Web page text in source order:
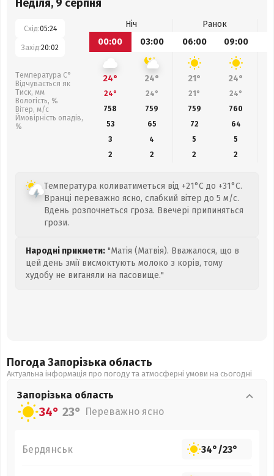
Неділя, 9 серпня
Схід:05:24
Захід:20:02
Температура С°
Відчувається як
Тиск, мм
Вологість, %
Вітер, м/с
Ймовірність опадів,
%
Ніч
Ранок
00:00
03:00 06:00 09:00
24° 24° 21° 24°
24° 24° 21° 24°
758
759 759 760
53
65 72 64
3
4 5
5
2
2 2 2
Температура коливатиметься від +21°C до +31°C.
Вранці переважно ясно, слабкий вітер до 5 м/с.
Вдень розпочнеться гроза. Ввечері припиняться
грози.
Народні прикмети: "Матія (Матвія). Вважалося, що в
цей день змії висмоктують молоко з корів, тому
худобу не виганяли на пасовище."
Погода Запорізька область
Актуальна інформація про погоду та атмосферні умови на сьогодні
Запорізька область
34° 23° Переважно ясно
Бердянськ 34°/23°